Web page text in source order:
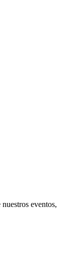
eventos,